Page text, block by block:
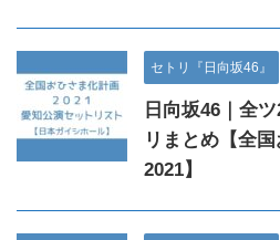
セトリ『日向坂46』
日向坂46｜全
リまとめ【全
2021】